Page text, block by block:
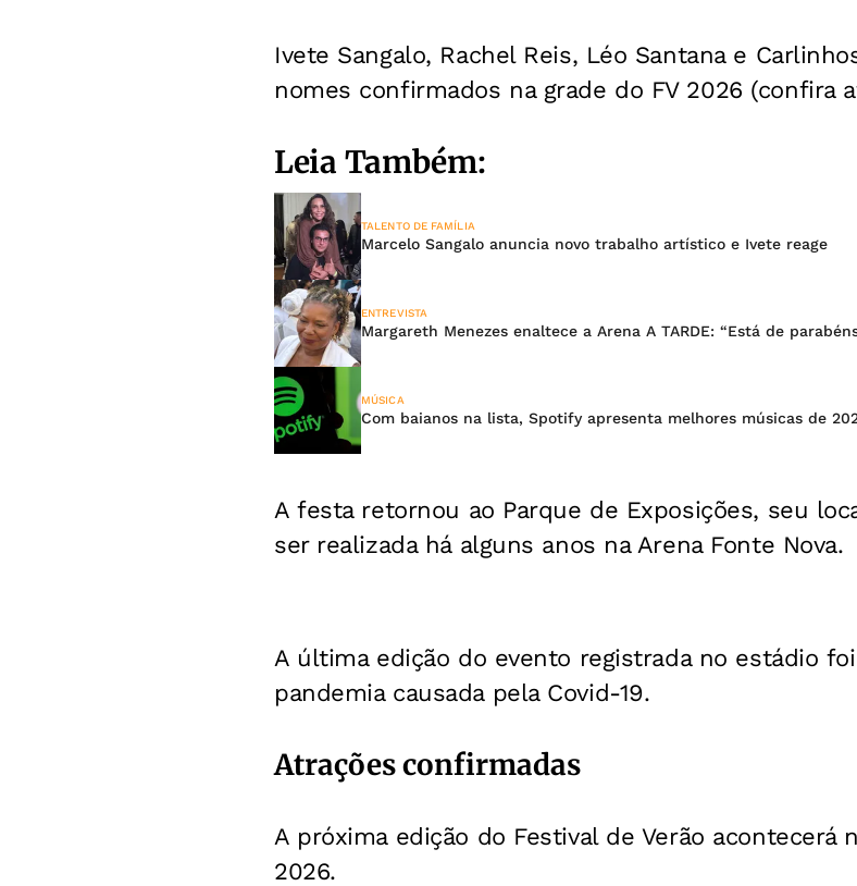
Ivete Sangalo, Rachel Reis, Léo Santana e
nomes confirmados na grade do FV 2026 (confira
Leia Também:
TALENTO DE FAMÍLIA
Marcelo Sangalo anuncia novo trabalho artístico e Ivete reage
ENTREVISTA
Margareth Menezes enaltece a Arena A TARDE: “Está de
MÚSICA
Com baianos na lista, Spotify apresenta melhores músicas de
A festa retornou ao Parque de Exposições, seu
ser realizada há alguns anos na Arena Fonte Nova.
A última edição do evento registrada no estádio
pandemia causada pela Covid-19.
Atrações confirmadas
A próxima edição do Festival de Verão acontecerá
2026.